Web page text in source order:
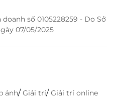
số 0105228259 - Do Sở
07/05/2025
ảnh/Giải trí/Giải trí online